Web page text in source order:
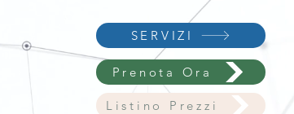
SERVIZI
Prenota Ora
Listino Prezzi